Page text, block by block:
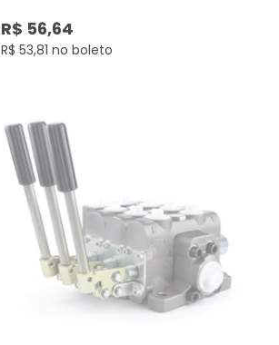
R$ 56,64
R$ 53,81 no boleto